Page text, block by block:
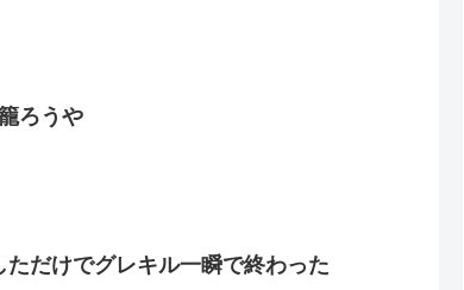
ろうや
だけでグレキル一瞬で終わった